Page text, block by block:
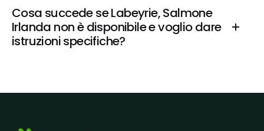
Cosa succede se Labeyrie, Salmone
Irlanda non è disponibile e voglio dare
istruzioni specifiche?